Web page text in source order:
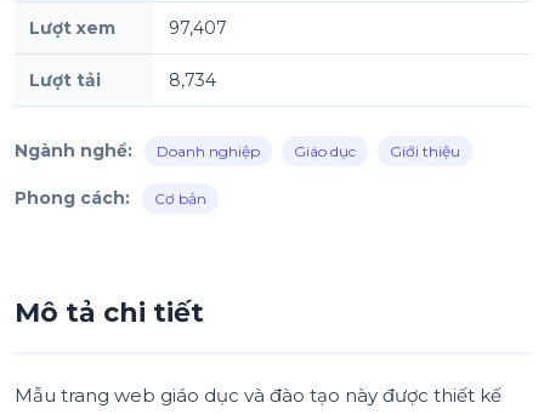
Lượt xem 97,407
Lượt tải 8,734
Ngành nghề: Doanh nghiệp Giáo dục Giới thiệu
Phong cách: Cơ bản
Mô tả chi tiết
Mẫu trang web giáo dục và đào tạo này được thiết kế